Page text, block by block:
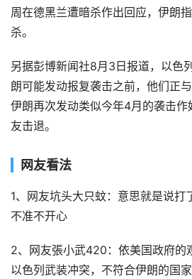
周在德黑兰遭暗杀作出回应，伊朗
杀。
另据彭博新闻社8月3日报道，以色
朗可能发动报复袭击之前，他们正
伊朗再次发动类似今年4月的袭击作
友击退。
网友看法
1、网友坑头大只蚊：意思就是说打
不准不开心
2、网友張小武420：依美国政府的
以色列武装冲突，不符合伊朗的国